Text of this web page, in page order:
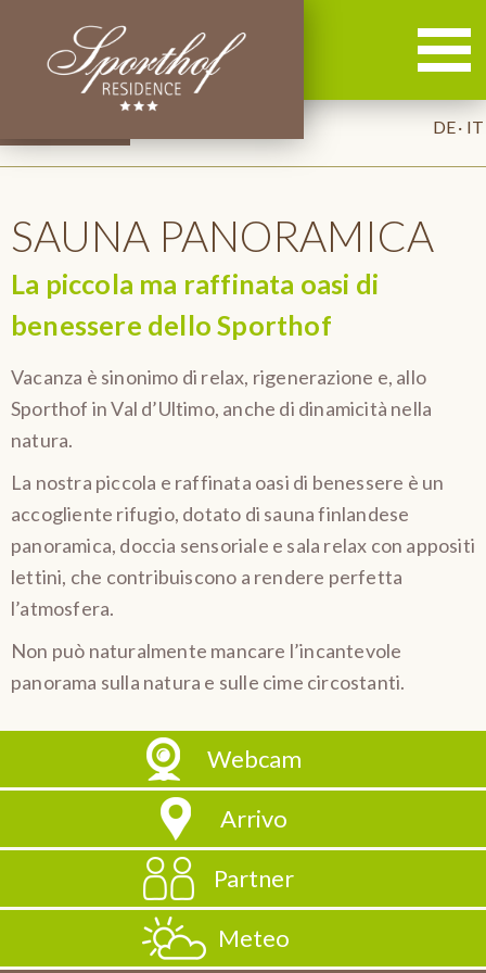
DE IT
SAUNA PANORAMICA
La piccola ma raffinata oasi di
benessere dello Sporthof
Vacanza è sinonimo di relax, rigenerazione e, allo
Sporthof in Val d’Ultimo, anche di dinamicità nella
natura.
La nostra piccola e raffinata oasi di benessere è un
accogliente rifugio, dotato di sauna finlandese
panoramica, doccia sensoriale e sala relax con appositi
lettini, che contribuiscono a rendere perfetta
l’atmosfera.
Non può naturalmente mancare l’incantevole
panorama sulla natura e sulle cime circostanti.
Webcam
Arrivo
Partner
Meteo